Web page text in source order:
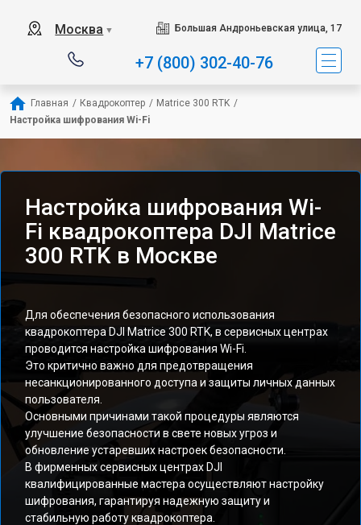
Москва ▼ Большая Андроньевская улица, 17
+7 (800) 302-40-76
Главная / Квадрокоптер / Matrice 300 RTK /
Настройка шифрования Wi-Fi
Настройка шифрования Wi-
Fi квадрокоптера DJI Matrice
300 RTK в Москве
Для обеспечения безопасного использования
квадрокоптера DJI Matrice 300 RTK, в сервисных центрах
проводится настройка шифрования Wi-Fi.
Это критично важно для предотвращения
несанкционированного доступа и защиты личных данных
пользователя.
Основными причинами такой процедуры являются
улучшение безопасности в свете новых угроз и
обновление устаревших настроек безопасности.
В фирменных сервисных центрах DJI
квалифицированные мастера осуществляют настройку
шифрования, гарантируя надежную защиту и
стабильную работу квадрокоптера.